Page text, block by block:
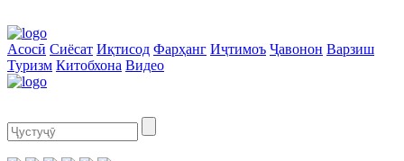
Асосӣ Сиёсат Иқтисод Фарҳанг Иҷтимоъ Ҷавонон Варзиш
Туризм Китобхона Видео